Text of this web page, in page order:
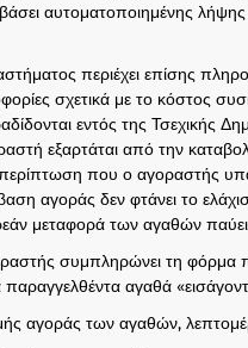
αυτοματοποιημένης
περιέχει επίσης
σχετικά με το κόστος
εντός της
εξαρτάται από την
που ο αγοραστής
αγοράς δεν φτάνει το
μεταφορά των αγαθών
συμπληρώνει τη φόρμα
αγαθά
αγοράς των αγαθών,